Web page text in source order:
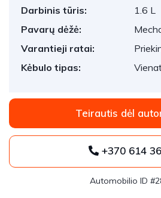
Darbinis tūris:
1.6 L
Pavarų dėžė:
Varantieji ratai:
Kėbulo tipas:
Teirautis dėl
+370 614
Automobilio ID